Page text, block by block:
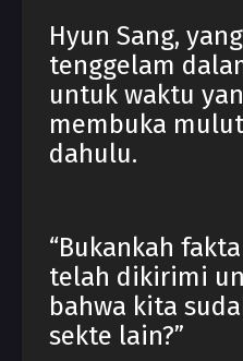
Hyun Sang,
tenggelam
untuk waktu
membuka
dahulu.
“Bukankah
telah dikirimi
bahwa kita
sekte lain?”